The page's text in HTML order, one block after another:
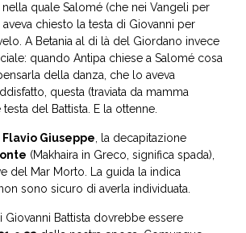
, nella quale Salomé (che nei Vangeli per
chiesto la testa di Giovanni per
A Betania al di là del Giordano invece
quando Antipa chiese a Salomé cosa
della danza, che lo aveva
questa (traviata da mamma
del Battista. E la ottenne.
Flavio Giuseppe , la decapitazione
(Makhaira in Greco, significa spada),
del Mar Morto. La guida la indica
sono sicuro di averla individuata.
Giovanni Battista dovrebbe essere